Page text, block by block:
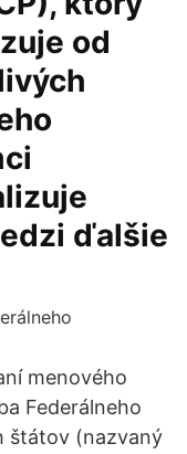
od
ďalšie
menového
Federálneho
štátov (nazvaný